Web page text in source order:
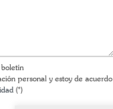
personal y estoy de acuerdo
(*)